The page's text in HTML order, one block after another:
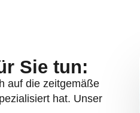
Sie tun:
auf die zeitgemäße
hat. Unser